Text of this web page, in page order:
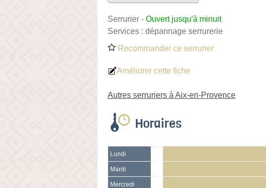
Serrurier - Ouvert jusqu'à minuit
Services : dépannage serrurerie
Recommander ce serrurier
Améliorer cette fiche
Autres serruriers à Aix-en-Provence
Horaires
Lundi
Mardi
Mercredi